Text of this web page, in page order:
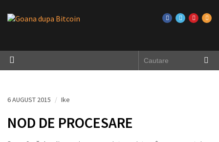
6 AUGUST 2015 / Ike
NOD DE PROCESARE